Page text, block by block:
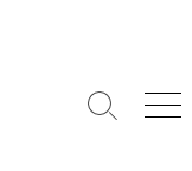
Search